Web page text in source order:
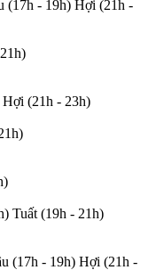
(17h - 19h) Hợi (21h -
Hợi (21h - 23h)
Tuất (19h - 21h)
(17h - 19h) Hợi (21h -